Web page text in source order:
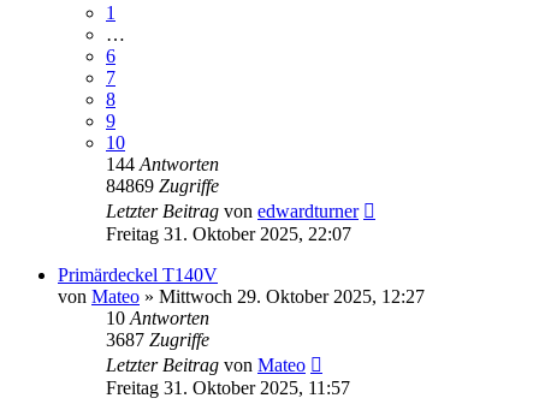
1
…
6
7
8
9
10
144 Antworten
84869 Zugriffe
Letzter Beitrag von edwardturner
Freitag 31. Oktober 2025, 22:07
Primärdeckel T140V
von Mateo » Mittwoch 29. Oktober 2025, 12:27
10 Antworten
3687 Zugriffe
Letzter Beitrag von Mateo
Freitag 31. Oktober 2025, 11:57